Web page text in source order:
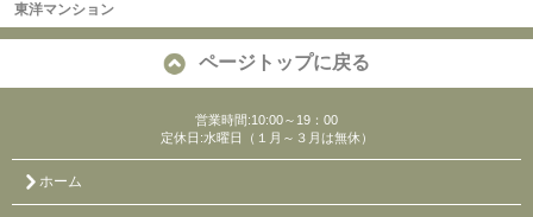
東洋マンション
ページトップに戻る
営業時間:10:00～19：00
定休日:水曜日（１月～３月は無休）
ホーム